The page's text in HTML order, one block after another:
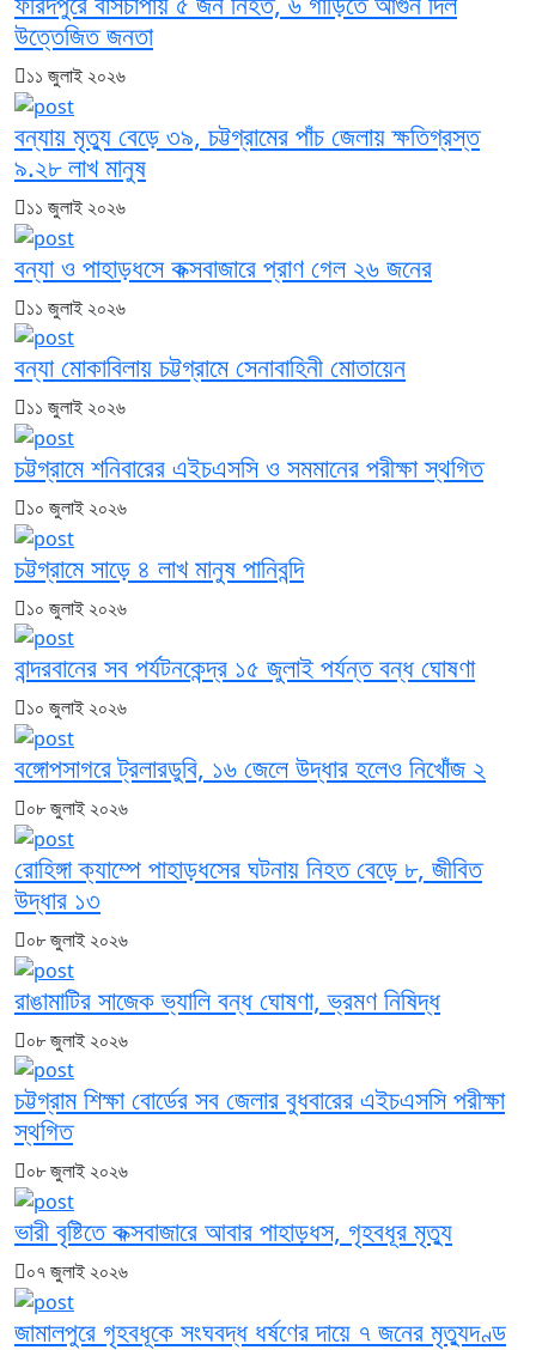
উত্তেজিত জনতা
১১ জুলাই ২০২৬
বন্যায় মৃত্যু বেড়ে ৩৯, চট্টগ্রামের পাঁচ জেলায় ক্ষতিগ্রস্ত
৯.২৮ লাখ মানুষ
১১ জুলাই ২০২৬
বন্যা ও পাহাড়ধসে কক্সবাজারে প্রাণ গেল ২৬ জনের
১১ জুলাই ২০২৬
বন্যা মোকাবিলায় চট্টগ্রামে সেনাবাহিনী মোতায়েন
১১ জুলাই ২০২৬
চট্টগ্রামে শনিবারের এইচএসসি ও সমমানের পরীক্ষা স্থগিত
১০ জুলাই ২০২৬
চট্টগ্রামে সাড়ে ৪ লাখ মানুষ পানিবন্দি
১০ জুলাই ২০২৬
বান্দরবানের সব পর্যটনকেন্দ্র ১৫ জুলাই পর্যন্ত বন্ধ ঘোষণা
১০ জুলাই ২০২৬
বঙ্গোপসাগরে ট্রলারডুবি, ১৬ জেলে উদ্ধার হলেও নিখোঁজ ২
০৮ জুলাই ২০২৬
রোহিঙ্গা ক্যাম্পে পাহাড়ধসের ঘটনায় নিহত বেড়ে ৮, জীবিত
উদ্ধার ১৩
০৮ জুলাই ২০২৬
রাঙামাটির সাজেক ভ্যালি বন্ধ ঘোষণা, ভ্রমণ নিষিদ্ধ
০৮ জুলাই ২০২৬
চট্টগ্রাম শিক্ষা বোর্ডের সব জেলার বুধবারের এইচএসসি পরীক্ষা
স্থগিত
০৮ জুলাই ২০২৬
ভারী বৃষ্টিতে কক্সবাজারে আবার পাহাড়ধস, গৃহবধূর মৃত্যু
০৭ জুলাই ২০২৬
জামালপুরে গৃহবধূকে সংঘবদ্ধ ধর্ষণের দায়ে ৭ জনের মৃত্যুদণ্ড